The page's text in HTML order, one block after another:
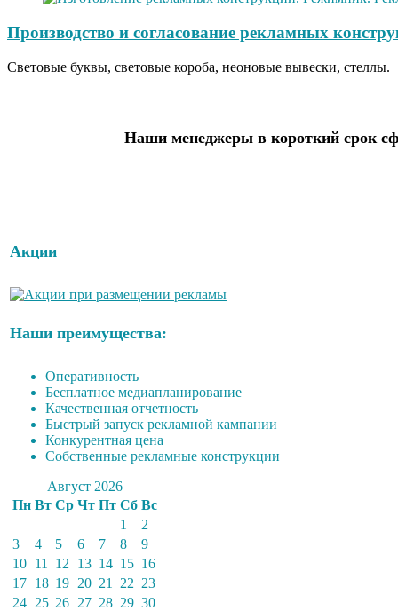
Производство и согласование рекламных
Световые буквы, световые короба, неоновые вывески, стеллы.
Наши менеджеры в короткий срок
Акции
Наши преимущества:
Оперативность
Бесплатное медиапланирование
Качественная отчетность
Быстрый запуск рекламной кампании
Конкурентная цена
Собственные рекламные конструкции
Август 2026
Пн Вт Ср Чт Пт Сб Вс
1
2
3
4 5 6 7 8
9
10 11 12 13 14 15 16
17 18 19 20 21 22 23
24 25 26 27 28 29 30